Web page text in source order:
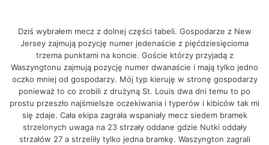
Dziś wybrałem mecz z dolnej części tabeli. Gospodarze z New
Jersey zajmują pozycję numer jedenaście z pięćdziesięcioma
trzema punktami na koncie. Goście którzy przyjadą z
Waszyngtonu zajmują pozycję numer dwanaście i mają tylko jedno
oczko mniej od gospodarzy. Mój typ kieruję w stronę gospodarzy
ponieważ to co zrobili z drużyną St. Louis dwa dni temu to po
prostu przeszło najśmielsze oczekiwania i typerów i kibiców tak mi
się zdaje. Cała ekipa zagrała wspaniały mecz siedem bramek
strzelonych uwaga na 23 strzały oddane gdzie Nutki oddały
strzałów 27 a strzeliły tylko jedna bramkę. Waszyngton zagrali